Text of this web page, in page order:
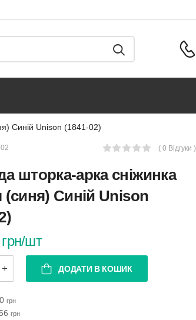
Синій Unison (1841-02)
( 0 Відгуки )
шторка-арка сніжинка
(синя) Синій Unison
грн/шт
ДОДАТИ В КОШИК
грн
грн